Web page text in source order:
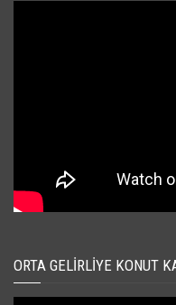
ORTA GELIRLIYE KONUT